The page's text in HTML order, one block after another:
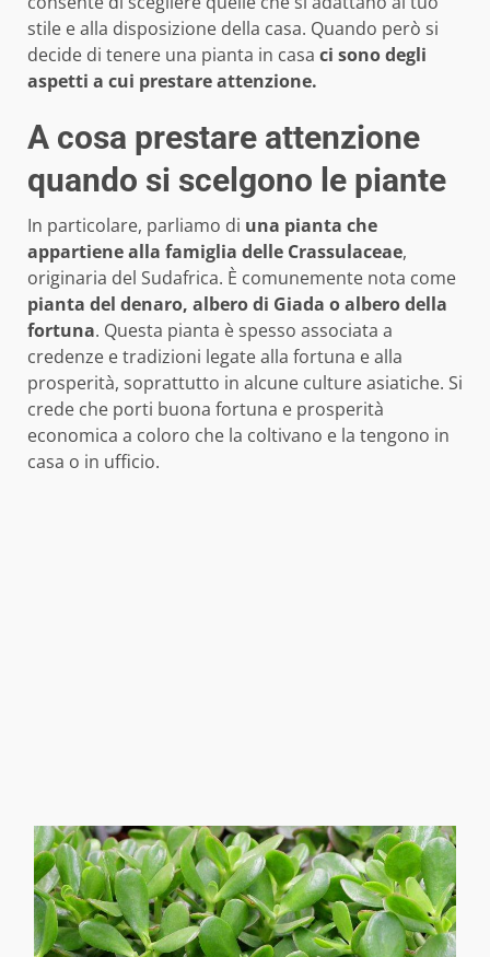
stile e alla disposizione della casa. Quando però si
decide di tenere una pianta in casa ci sono degli
aspetti a cui prestare attenzione.
A cosa prestare attenzione
quando si scelgono le piante
In particolare, parliamo di una pianta che
appartiene alla famiglia delle Crassulaceae,
originaria del Sudafrica. È comunemente nota come
pianta del denaro, albero di Giada o albero della
fortuna. Questa pianta è spesso associata a
credenze e tradizioni legate alla fortuna e alla
prosperità, soprattutto in alcune culture asiatiche. Si
crede che porti buona fortuna e prosperità
economica a coloro che la coltivano e la tengono in
casa o in ufficio.